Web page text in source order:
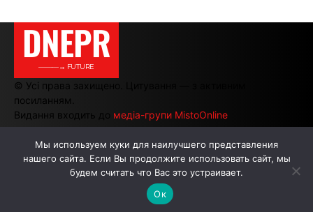
DNEPR
———→ FUTURE
© Усі права захищено. Цитування — з активним
посиланням.
Видання входить до медіа-групи MistoOnline
АВТОРИ РЕКЛАМА НА САЙТІ
Мы используем куки для наилучшего представления
нашего сайта. Если Вы продолжите использовать сайт, мы
будем считать что Вас это устраивает.
Ок